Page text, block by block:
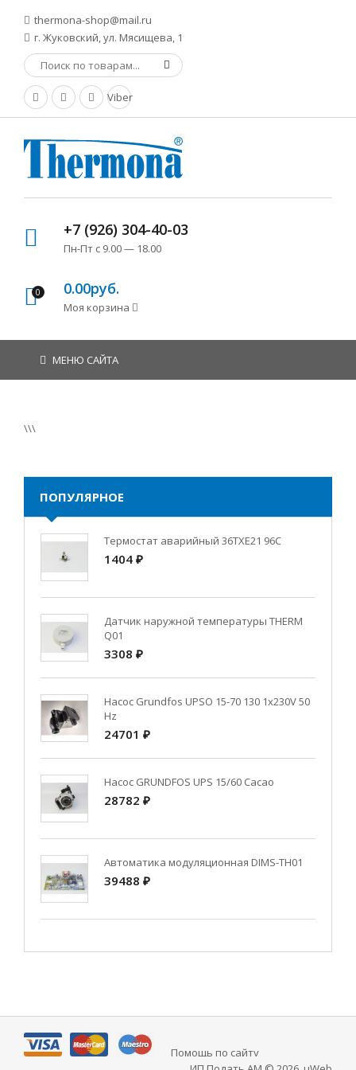
thermona-shop@mail.ru
г. Жуковский, ул. Мясищева, 1
Viber
+7 (926) 304-40-03
Пн-Пт с 9.00 — 18.00
0 0.00руб.
Моя корзина
МЕНЮ САЙТА
\\\
ПОПУЛЯРНОЕ
Термостат аварийный 36TXE21 96C
1404 ₽
Датчик наружной температуры THERM
Q01
3308 ₽
Насос Grundfos UPSO 15-70 130 1x230V 50
Hz
24701 ₽
Насос GRUNDFOS UPS 15/60 Cacao
28782 ₽
Автоматика модуляционная DIMS-TH01
39488 ₽
Помощь по сайту